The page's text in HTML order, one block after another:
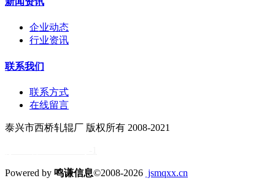
企业动态
行业资讯
联系我们
联系方式
在线留言
泰兴市西桥轧辊厂 版权所有 2008-2021
Powered by 鸣谦信息©2008-2026 jsmqxx.cn